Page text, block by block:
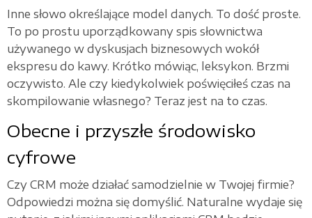
Inne słowo określające model danych. To dość proste.
To po prostu uporządkowany spis słownictwa
używanego w dyskusjach biznesowych wokół
ekspresu do kawy. Krótko mówiąc, leksykon. Brzmi
oczywisto. Ale czy kiedykolwiek poświęciłeś czas na
skompilowanie własnego? Teraz jest na to czas.
Obecne i przyszłe środowisko
cyfrowe
Czy CRM może działać samodzielnie w Twojej firmie?
Odpowiedzi można się domyślić. Naturalne wydaje się